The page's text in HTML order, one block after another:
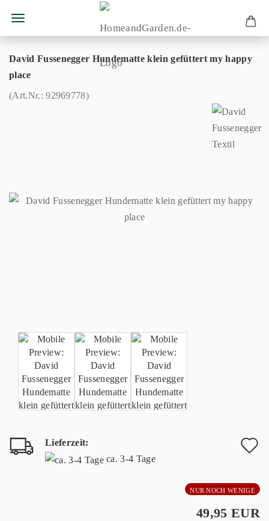
David Fussenegger Hundematte klein gefüttert my happy
place
(Art.Nr.:92969778)
Lieferzeit:
ca. 3-4 Tage
NUR NOCH WENIGE
49,95 EUR